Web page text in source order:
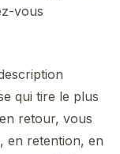
vous
qui tire le plus
retour, vous
en retention, en